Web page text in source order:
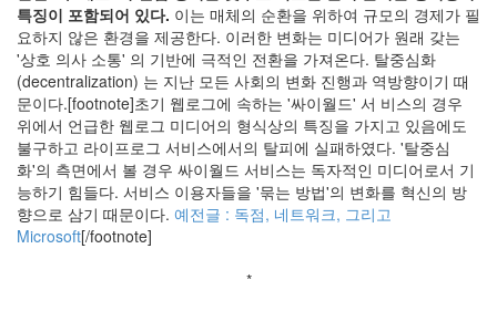
특징이 포함되어 있다. 이는 매체의 순환을 위하여 규모의 경제가 필
요하지 않은 환경을 제공한다. 이러한 변화는 미디어가 원래 갖는
'상호 의사 소통' 의 기반에 극적인 전환을 가져온다. 탈중심화
(decentralization) 는 지난 모든 사회의 변화 진행과 역방향이기 때
문이다.[footnote]초기 웹로그에 속하는 '싸이월드' 서 비스의 경우
위에서 언급한 웹로그 미디어의 형식상의 특징을 가지고 있음에도
불구하고 라이프로그 서비스에서의 탈피에 실패하였다. '탈중심
화'의 측면에서 볼 경우 싸이월드 서비스는 독자적인 미디어로서 기
능하기 힘들다. 서비스 이용자들을 '묶는 방법'의 변화를 혁신의 방
향으로 삼기 때문이다. 예전글 : 독점, 네트워크, 그리고
Microsoft[/footnote]
*
끼
군
우
분
국
간
감
각